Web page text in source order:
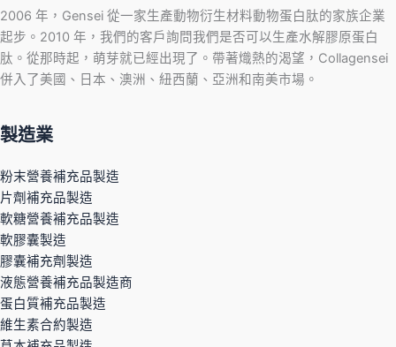
2006 年，Gensei 從一家生產動物衍生材料動物蛋白肽的家族企業
起步。2010 年，我們的客戶詢問我們是否可以生產水解膠原蛋白
肽。從那時起，萌芽就已經出現了。帶著熾熱的渴望，Collagensei
併入了美國、日本、澳洲、紐西蘭、亞洲和南美市場。
製造業
粉末營養補充品製造
片劑補充品製造
軟糖營養補充品製造
軟膠囊製造
膠囊補充劑製造
液態營養補充品製造商
蛋白質補充品製造
維生素合約製造